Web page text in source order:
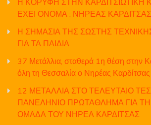
ΕΧΕΙ ΟΝΟΜΑ : ΝΗΡΕΑΣ ΚΑΡΔΙΤΣΑΣ
Η ΣΗΜΑΣΙΑ ΤΗΣ ΣΩΣΤΗΣ
ΓΙΑ ΤΑ ΠΑΙΔΙΑ
37 Μετάλλια, σταθερά 1η θέση στην
όλη τη Θεσσαλία ο Νηρέας Καρδίτσας
12 ΜΕΤΑΛΛΙΑ ΣΤΟ ΤΕΛΕΥΤΑΙΟ
ΠΑΝΕΛΗΝΙΟ ΠΡΩΤΑΘΛΗΜΑ ΓΙΑ
ΟΜΑΔΑ ΤΟΥ ΝΗΡΕΑ ΚΑΡΔΙΤΣΑΣ